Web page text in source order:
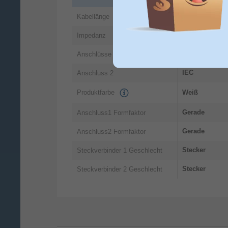
Kabellänge
Impedanz
Anschlüsse
Anschluss 2 IEC
Produktfarbe Weiß
Anschluss1 Formfaktor Gerade
Anschluss2 Formfaktor Gerade
Steckverbinder 1 Geschlecht Stecker
Steckverbinder 2 Geschlecht Stecker